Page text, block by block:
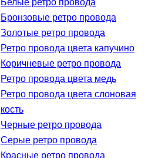
Бронзовые ретро провода
Золотые ретро провода
Ретро провода цвета капучино
Коричневые ретро провода
Ретро провода цвета медь
Ретро провода цвета слоновая
кость
Черные ретро провода
Серые ретро провода